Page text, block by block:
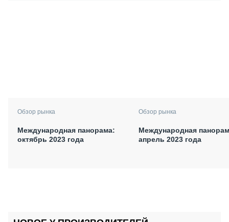
Обзор рынка
Международная панорама:
октябрь 2023 года
Обзор рынка
Международная
апрель 2023 года